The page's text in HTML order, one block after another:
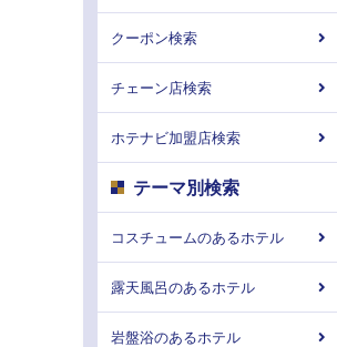
クーポン検索
チェーン店検索
ホテナビ加盟店検索
テーマ別検索
コスチュームのあるホテル
露天風呂のあるホテル
岩盤浴のあるホテル